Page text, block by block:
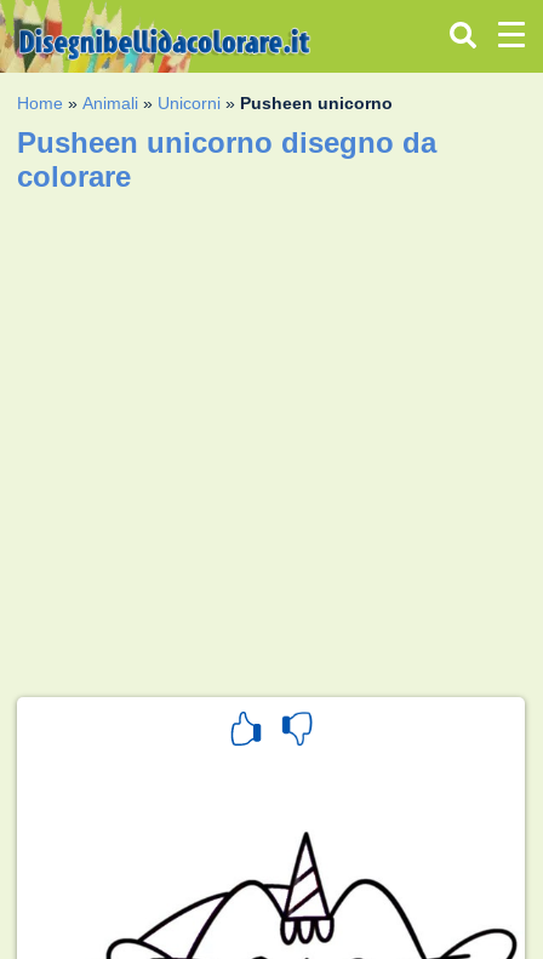
Home »Animali » Unicorni » Pusheen unicorno
Pusheen unicorno disegno da
colorare